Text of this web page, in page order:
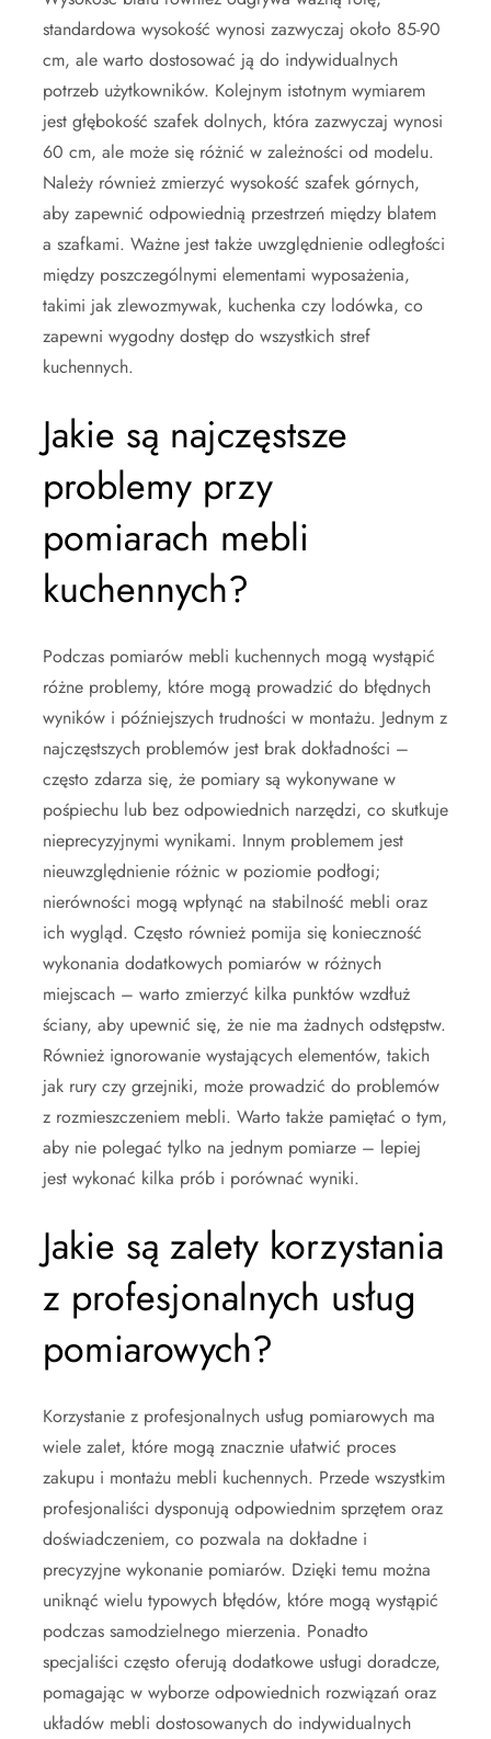
standardowa wysokość wynosi zazwyczaj około 85-90
cm, ale warto dostosować ją do indywidualnych
potrzeb użytkowników. Kolejnym istotnym wymiarem
jest głębokość szafek dolnych, która zazwyczaj wynosi
60 cm, ale może się różnić w zależności od modelu.
Należy również zmierzyć wysokość szafek górnych,
aby zapewnić odpowiednią przestrzeń między blatem
a szafkami. Ważne jest także uwzględnienie odległości
między poszczególnymi elementami wyposażenia,
takimi jak zlewozmywak, kuchenka czy lodówka, co
zapewni wygodny dostęp do wszystkich stref
kuchennych.
Jakie są najczęstsze
problemy przy
pomiarach mebli
kuchennych?
Podczas pomiarów mebli kuchennych mogą wystąpić
różne problemy, które mogą prowadzić do błędnych
wyników i późniejszych trudności w montażu. Jednym z
najczęstszych problemów jest brak dokładności –
często zdarza się, że pomiary są wykonywane w
pośpiechu lub bez odpowiednich narzędzi, co skutkuje
nieprecyzyjnymi wynikami. Innym problemem jest
nieuwzględnienie różnic w poziomie podłogi;
nierówności mogą wpłynąć na stabilność mebli oraz
ich wygląd. Często również pomija się konieczność
wykonania dodatkowych pomiarów w różnych
miejscach – warto zmierzyć kilka punktów wzdłuż
ściany, aby upewnić się, że nie ma żadnych odstępstw.
Również ignorowanie wystających elementów, takich
jak rury czy grzejniki, może prowadzić do problemów
z rozmieszczeniem mebli. Warto także pamiętać o tym,
aby nie polegać tylko na jednym pomiarze – lepiej
jest wykonać kilka prób i porównać wyniki.
Jakie są zalety korzystania
z profesjonalnych usług
pomiarowych?
Korzystanie z profesjonalnych usług pomiarowych ma
wiele zalet, które mogą znacznie ułatwić proces
zakupu i montażu mebli kuchennych. Przede wszystkim
profesjonaliści dysponują odpowiednim sprzętem oraz
doświadczeniem, co pozwala na dokładne i
precyzyjne wykonanie pomiarów. Dzięki temu można
uniknąć wielu typowych błędów, które mogą wystąpić
podczas samodzielnego mierzenia. Ponadto
specjaliści często oferują dodatkowe usługi doradcze,
pomagając w wyborze odpowiednich rozwiązań oraz
układów mebli dostosowanych do indywidualnych